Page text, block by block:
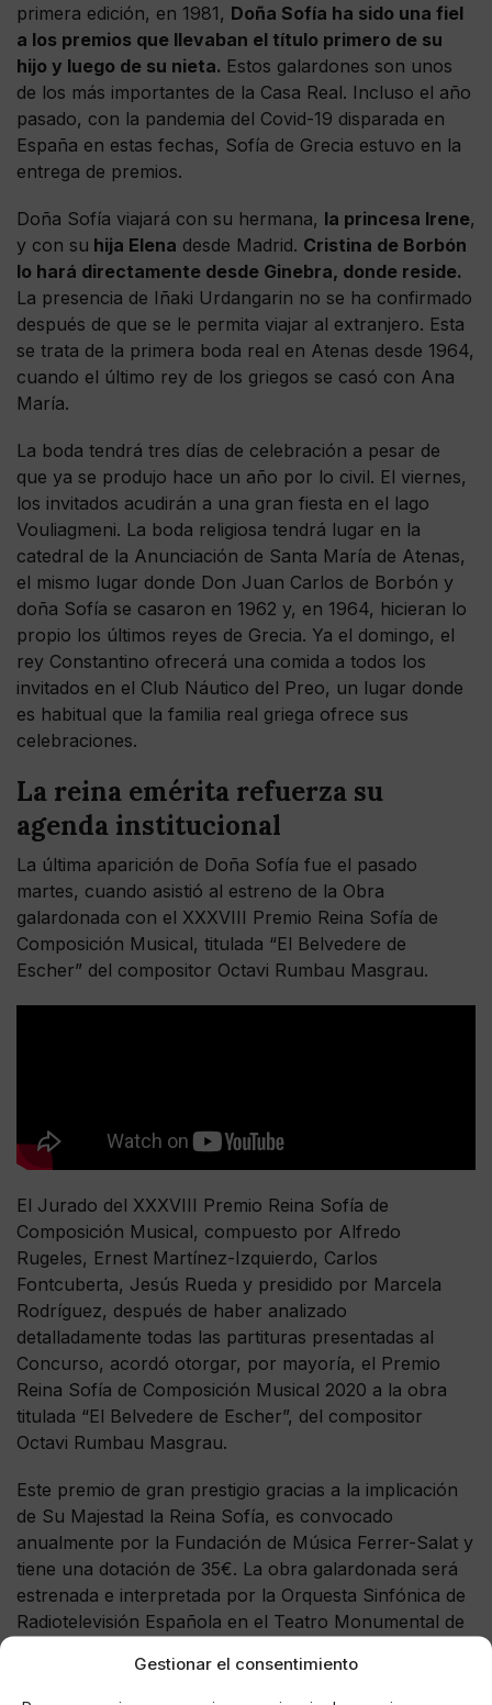
Gestionar el consentimiento
primera edición, en 1981, Doña Sofía ha sido una fiel
a los premios que llevaban el título primero de su
hijo y luego de su nieta. Estos galardones son unos
de los más importantes de la Casa Real. Incluso el año
pasado, con la pandemia del Covid-19 disparada en
España en estas fechas, Sofía de Grecia estuvo en la
entrega de premios.
Doña Sofía viajará con su hermana, la princesa Irene,
y con su hija Elena desde Madrid. Cristina de Borbón
lo hará directamente desde Ginebra, donde reside.
La presencia de Iñaki Urdangarin no se ha confirmado
después de que se le permita viajar al extranjero. Esta
se trata de la primera boda real en Atenas desde 1964,
cuando el último rey de los griegos se casó con Ana
María.
La boda tendrá tres días de celebración a pesar de
que ya se produjo hace un año por lo civil. El viernes,
los invitados acudirán a una gran fiesta en el lago
Vouliagmeni. La boda religiosa tendrá lugar en la
catedral de la Anunciación de Santa María de Atenas,
el mismo lugar donde Don Juan Carlos de Borbón y
doña Sofía se casaron en 1962 y, en 1964, hicieran lo
propio los últimos reyes de Grecia. Ya el domingo, el
rey Constantino ofrecerá una comida a todos los
invitados en el Club Náutico del Preo, un lugar donde
es habitual que la familia real griega ofrece sus
celebraciones.
La reina emérita refuerza su
agenda institucional
La última aparición de Doña Sofía fue el pasado
martes, cuando asistió al estreno de la Obra
galardonada con el XXXVIII Premio Reina Sofía de
Composición Musical, titulada “El Belvedere de
Escher” del compositor Octavi Rumbau Masgrau.
El Jurado del XXXVIII Premio Reina Sofía de
Composición Musical, compuesto por Alfredo
Rugeles, Ernest Martínez-Izquierdo, Carlos
Fontcuberta, Jesús Rueda y presidido por Marcela
Rodríguez, después de haber analizado
detalladamente todas las partituras presentadas al
Concurso, acordó otorgar, por mayoría, el Premio
Reina Sofía de Composición Musical 2020 a la obra
titulada “El Belvedere de Escher”, del compositor
Octavi Rumbau Masgrau.
Este premio de gran prestigio gracias a la implicación
de Su Majestad la Reina Sofía, es convocado
anualmente por la Fundación de Música Ferrer-Salat y
tiene una dotación de 35€. La obra galardonada será
estrenada e interpretada por la Orquesta Sinfónica de
Radiotelevisión Española en el Teatro Monumental de